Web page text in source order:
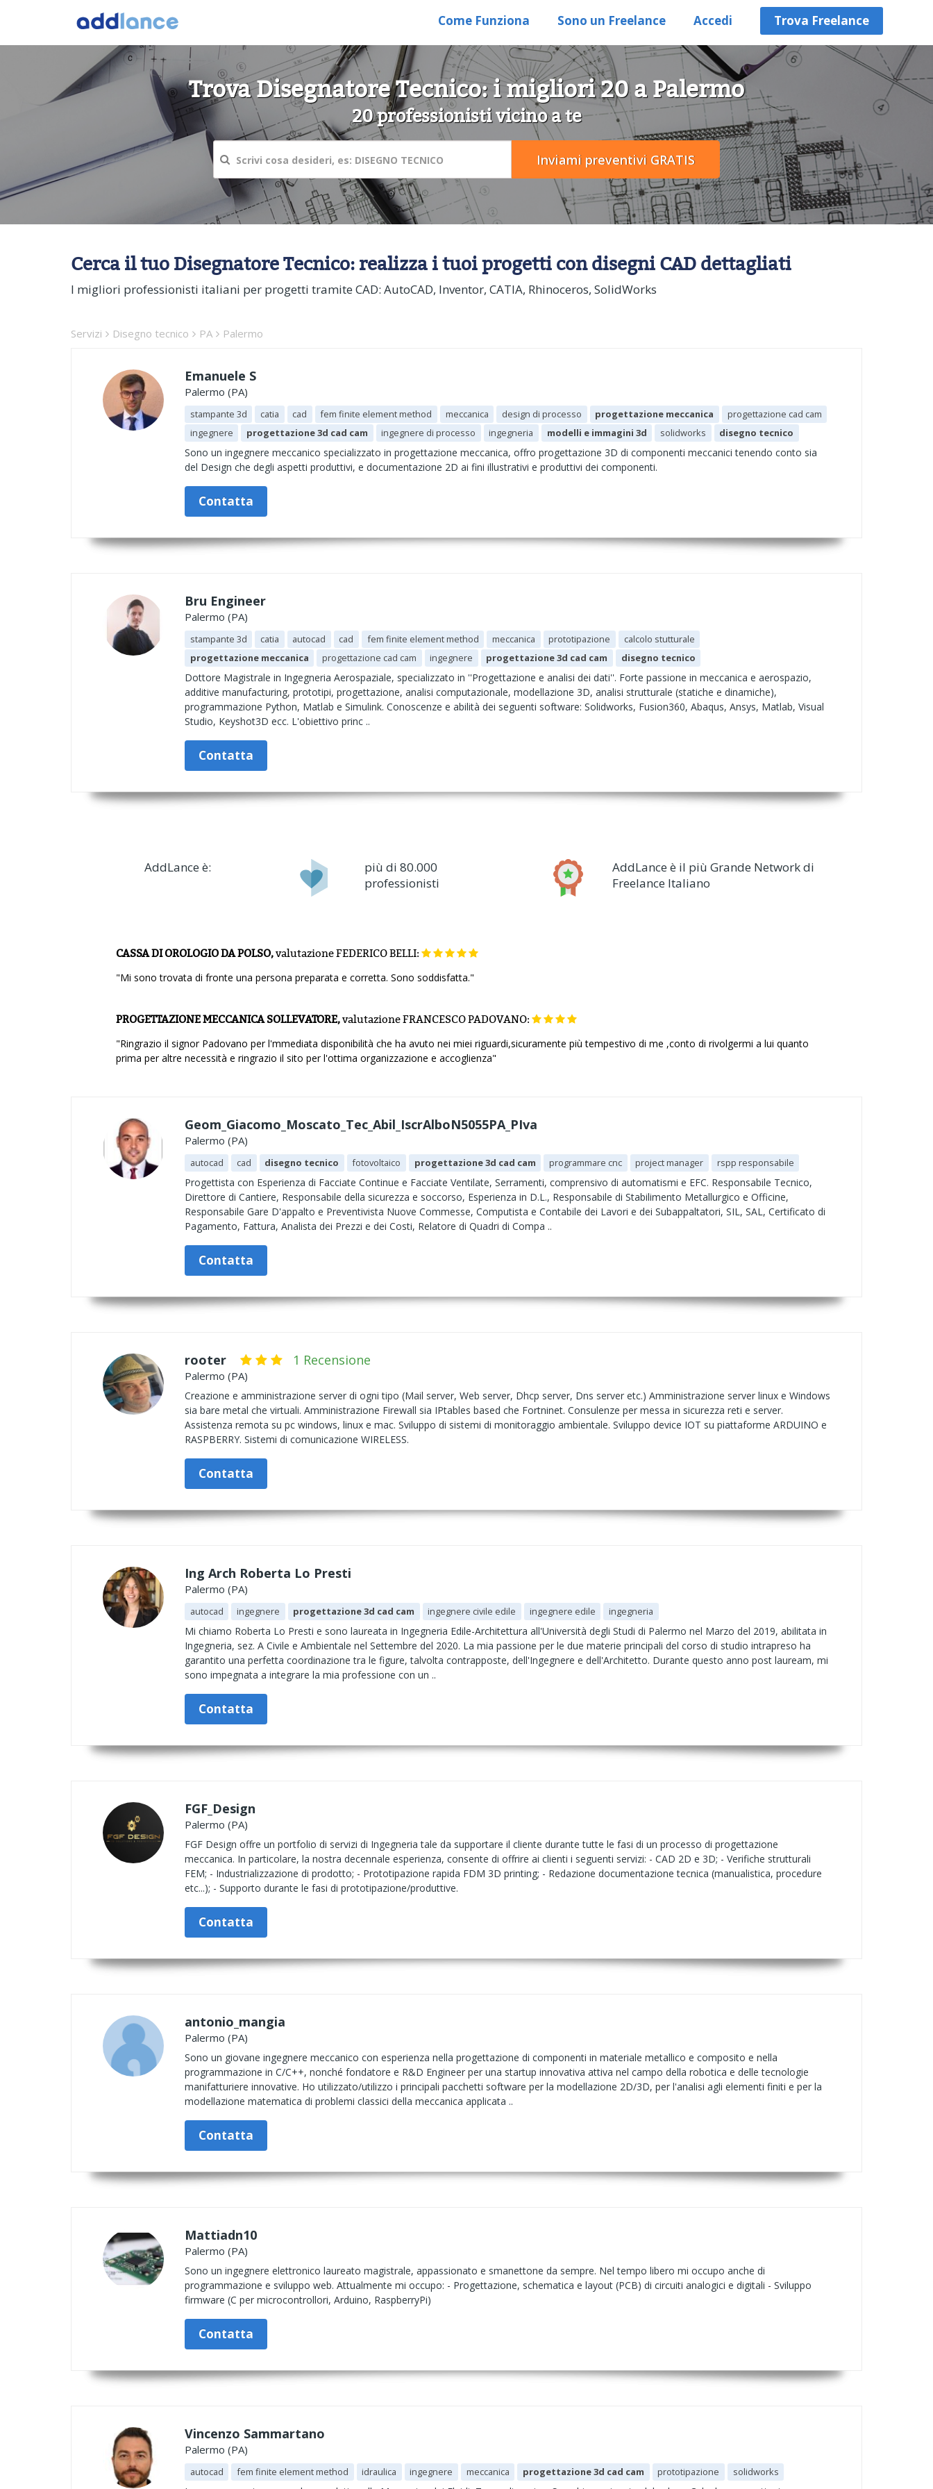
Come Funziona Sono un Freelance Accedi Trova Freelance
Trova Disegnatore Tecnico: i migliori 20 a Palermo
20 professionisti vicino a te
Cerca il tuo Disegnatore Tecnico: realizza i tuoi progetti con disegni CAD dettagliati
I migliori professionisti italiani per progetti tramite CAD: AutoCAD, Inventor, CATIA, Rhinoceros, SolidWorks
Servizi Disegno tecnico PA Palermo
Emanuele S
Palermo (PA)
stampante 3d catia cad fem finite element method meccanica design di processo progettazione meccanica
progettazione cad cam
ingegnere
progettazione 3d cad cam ingegnere di processo ingegneria modelli e immagini 3d solidworks disegno tecnico
Sono un ingegnere meccanico specializzato in progettazione meccanica, offro progettazione 3D di componenti meccanici tenendo conto sia
del Design che degli aspetti produttivi, e documentazione 2D ai fini illustrativi e produttivi dei componenti.
Contatta
Bru Engineer
Palermo (PA)
stampante 3d catia autocad cad fem finite element method meccanica prototipazione
calcolo stutturale
progettazione meccanica
progettazione cad cam ingegnere progettazione 3d cad cam disegno tecnico
Dottore Magistrale in Ingegneria Aerospaziale, specializzato in ''Progettazione e analisi dei dati''. Forte passione in meccanica e aerospazio,
additive manufacturing, prototipi, progettazione, analisi computazionale, modellazione 3D, analisi strutturale (statiche e dinamiche),
programmazione Python, Matlab e Simulink. Conoscenze e abilità dei seguenti software: Solidworks, Fusion360, Abaqus, Ansys, Matlab, Visual
Studio, Keyshot3D ecc. L'obiettivo princ ..
Contatta
AddLance è:
più di 80.000
professionisti
AddLance è il più Grande Network di
Freelance Italiano
CASSA DI OROLOGIO DA POLSO,valutazioneFEDERICO BELLI:
"Mi sono trovata di fronte una persona preparata e corretta. Sono soddisfatta."
PROGETTAZIONE MECCANICA SOLLEVATORE,valutazioneFRANCESCO PADOVANO:
"Ringrazio il signor Padovano per l'mmediata disponibilità che ha avuto nei miei riguardi,sicuramente più tempestivo di me ,conto di rivolgermi a lui quanto
prima per altre necessità e ringrazio il sito per l'ottima organizzazione e accoglienza"
Geom_Giacomo_Moscato_Tec_Abil_IscrAlboN5055PA_PIva
Palermo (PA)
autocad cad disegno tecnico fotovoltaico progettazione 3d cad cam programmare cnc project manager rspp responsabile
Progettista con Esperienza di Facciate Continue e Facciate Ventilate, Serramenti, comprensivo di automatismi e EFC. Responsabile Tecnico,
Direttore di Cantiere, Responsabile della sicurezza e soccorso, Esperienza in D.L., Responsabile di Stabilimento Metallurgico e Officine,
Responsabile Gare D'appalto e Preventivista Nuove Commesse, Computista e Contabile dei Lavori e dei Subappaltatori, SIL, SAL, Certificato di
Pagamento, Fattura, Analista dei Prezzi e dei Costi, Relatore di Quadri di Compa ..
Contatta
rooter 1 Recensione
Palermo (PA)
Creazione e amministrazione server di ogni tipo (Mail server, Web server, Dhcp server, Dns server etc.) Amministrazione server linux e Windows
sia bare metal che virtuali. Amministrazione Firewall sia IPtables based che Fortninet. Consulenze per messa in sicurezza reti e server.
Assistenza remota su pc windows, linux e mac. Sviluppo di sistemi di monitoraggio ambientale. Sviluppo device IOT su piattaforme ARDUINO e
RASPBERRY. Sistemi di comunicazione WIRELESS.
Contatta
Ing Arch Roberta Lo Presti
Palermo (PA)
autocad ingegnere progettazione 3d cad cam ingegnere civile edile ingegnere edile ingegneria
Mi chiamo Roberta Lo Presti e sono laureata in Ingegneria Edile-Architettura all'Università degli Studi di Palermo nel Marzo del 2019, abilitata in
Ingegneria, sez. A Civile e Ambientale nel Settembre del 2020. La mia passione per le due materie principali del corso di studio intrapreso ha
garantito una perfetta coordinazione tra le figure, talvolta contrapposte, dell'Ingegnere e dell'Architetto. Durante questo anno post lauream, mi
sono impegnata a integrare la mia professione con un ..
Contatta
FGF_Design
Palermo (PA)
FGF Design offre un portfolio di servizi di Ingegneria tale da supportare il cliente durante tutte le fasi di un processo di progettazione
meccanica. In particolare, la nostra decennale esperienza, consente di offrire ai clienti i seguenti servizi: - CAD 2D e 3D; - Verifiche strutturali
FEM; - Industrializzazione di prodotto; - Prototipazione rapida FDM 3D printing; - Redazione documentazione tecnica (manualistica, procedure
etc...); - Supporto durante le fasi di prototipazione/produttive.
Contatta
antonio_mangia
Palermo (PA)
Sono un giovane ingegnere meccanico con esperienza nella progettazione di componenti in materiale metallico e composito e nella
programmazione in C/C++, nonché fondatore e R&D Engineer per una startup innovativa attiva nel campo della robotica e delle tecnologie
manifatturiere innovative. Ho utilizzato/utilizzo i principali pacchetti software per la modellazione 2D/3D, per l'analisi agli elementi finiti e per la
modellazione matematica di problemi classici della meccanica applicata ..
Contatta
Mattiadn10
Palermo (PA)
Sono un ingegnere elettronico laureato magistrale, appassionato e smanettone da sempre. Nel tempo libero mi occupo anche di
programmazione e sviluppo web. Attualmente mi occupo: - Progettazione, schematica e layout (PCB) di circuiti analogici e digitali - Sviluppo
firmware (C per microcontrollori, Arduino, RaspberryPi)
Contatta
Vincenzo Sammartano
Palermo (PA)
autocad fem finite element method idraulica ingegnere meccanica progettazione 3d cad cam prototipazione solidworks